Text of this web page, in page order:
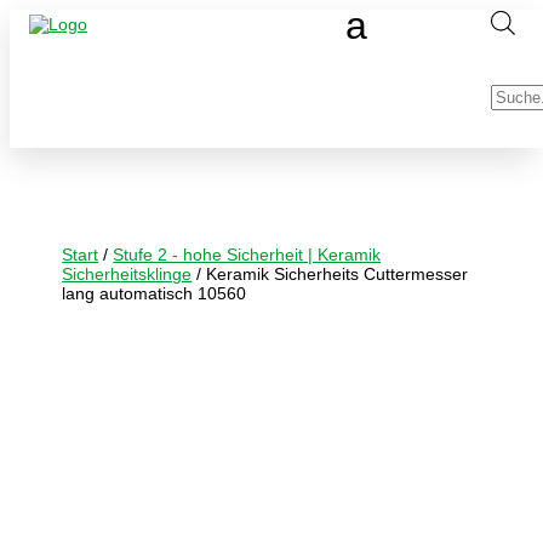
Start /Stufe 2 - hohe Sicherheit | Keramik
Sicherheitsklinge / Keramik Sicherheits Cuttermesser
lang automatisch 10560